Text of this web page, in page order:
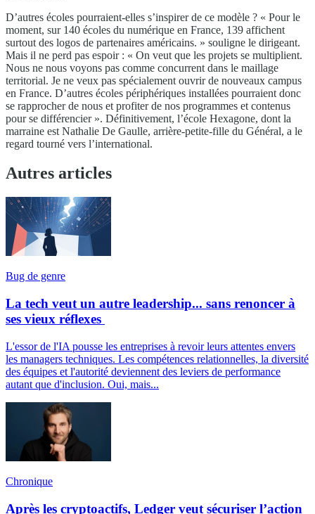
D’autres écoles pourraient-elles s’inspirer de ce modèle ? « Pour le
moment, sur 140 écoles du numérique en France, 139 affichent
surtout des logos de partenaires américains. » souligne le dirigeant.
Mais il ne perd pas espoir : « On veut que les projets se multiplient.
Nous ne nous voyons pas comme concurrent dans le maillage
territorial. Je ne veux pas spécialement ouvrir de nouveaux campus
en France. D’autres écoles périphériques installées pourraient donc
se rapprocher de nous et profiter de nos programmes et contenus
pour se différencier ». Définitivement, l’école Hexagone, dont la
marraine est Nathalie De Gaulle, arrière-petite-fille du Général, a le
regard tourné vers l’international.
Autres articles
Bug de genre
La tech veut un autre leadership... sans renoncer à
ses vieux réflexes
L'essor de l'IA pousse les entreprises à revoir leurs attentes envers
les managers techniques. Les compétences relationnelles, la diversité
des équipes et l'autorité deviennent des leviers de performance
autant que d'inclusion. Oui, mais...
Chronique
Après les cryptoactifs, Ledger veut sécuriser l’action